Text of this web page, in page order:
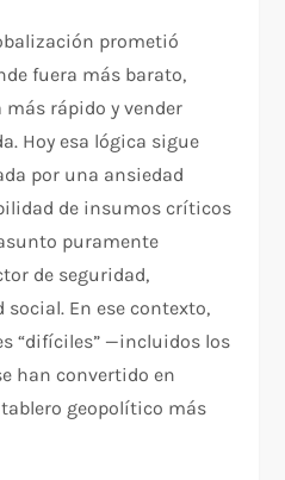
prometió
fuera más barato,
rápido y vender
Hoy esa lógica sigue
por una ansiedad
de insumos críticos
puramente
de seguridad,
En ese contexto,
“difíciles” —incluidos los
han convertido en
geopolítico más